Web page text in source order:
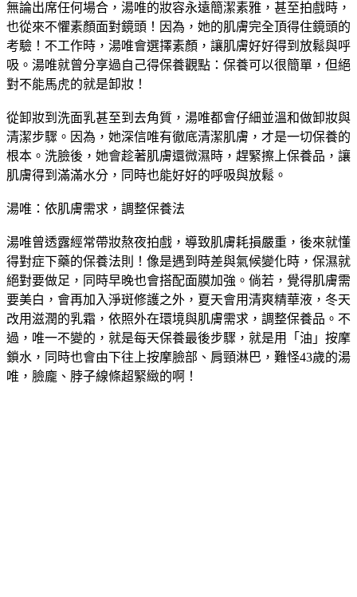
無論出席任何場合，湯唯的妝容永遠簡潔素雅，甚至拍戲時，
也從來不懼素顏面對鏡頭！因為，她的肌膚完全頂得住鏡頭的
考驗！不工作時，湯唯會選擇素顏，讓肌膚好好得到放鬆與呼
吸。湯唯就曾分享過自己得保養觀點：保養可以很簡單，但絕
對不能馬虎的就是卸妝！
從卸妝到洗面乳甚至到去角質，湯唯都會仔細並溫和做卸妝與
清潔步驟。因為，她深信唯有徹底清潔肌膚，才是一切保養的
根本。洗臉後，她會趁著肌膚還微濕時，趕緊擦上保養品，讓
肌膚得到滿滿水分，同時也能好好的呼吸與放鬆。
湯唯：依肌膚需求，調整保養法
湯唯曾透露經常帶妝熬夜拍戲，導致肌膚耗損嚴重，後來就懂
得對症下藥的保養法則！像是遇到時差與氣候變化時，保濕就
絕對要做足，同時早晚也會搭配面膜加強。倘若，覺得肌膚需
要美白，會再加入淨斑修護之外，夏天會用清爽精華液，冬天
改用滋潤的乳霜，依照外在環境與肌膚需求，調整保養品。不
過，唯一不變的，就是每天保養最後步驟，就是用「油」按摩
鎖水，同時也會由下往上按摩臉部、肩頸淋巴，難怪43歲的湯
唯，臉龐、脖子線條超緊緻的啊！